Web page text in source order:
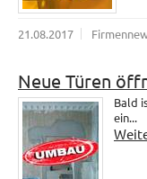
21.08.2017
Neue Türen
Bald
ein...